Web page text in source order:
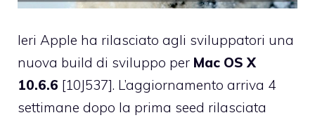
Ieri Apple ha rilasciato agli sviluppatori una
nuova build di sviluppo per Mac OS X
10.6.6 [10J537]. L’aggiornamento arriva 4
settimane dopo la prima seed rilasciata